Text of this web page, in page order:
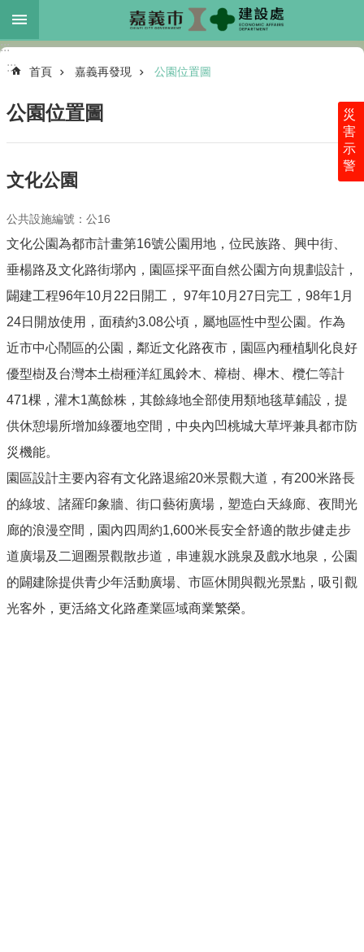
跳到主要內容區塊
進
階
本
處
紹
各
科
業
務
新
消
便
民
服
務
公
與
法
幸
福
災
害
示
警
:::
:::
首頁 嘉義再發現 公園位置圖
公園位置圖
文化公園
公共設施編號：公16
文化公園為都市計畫第16號公園用地，位民族路、興中街、
垂楊路及文化路街墎內，園區採平面自然公園方向規劃設計，
闢建工程96年10月22日開工， 97年10月27日完工，98年1月
24日開放使用，面積約3.08公頃，屬地區性中型公園。作為
近市中心鬧區的公園，鄰近文化路夜市，園區內種植馴化良好
優型樹及台灣本土樹種洋紅風鈴木、樟樹、櫸木、欖仁等計
471棵，灌木1萬餘株，其餘綠地全部使用類地毯草鋪設，提
供休憩場所增加綠覆地空間，中央內凹桃城大草坪兼具都市防
災機能。
園區設計主要內容有文化路退縮20米景觀大道，有200米路長
的綠坡、諸羅印象牆、街口藝術廣場，塑造白天綠廊、夜間光
廊的浪漫空間，園內四周約1,600米長安全舒適的散步健走步
道廣場及二迴圈景觀散步道，串連親水跳泉及戲水地泉，公園
的闢建除提供青少年活動廣場、市區休閒與觀光景點，吸引觀
光客外，更活絡文化路產業區域商業繁榮。